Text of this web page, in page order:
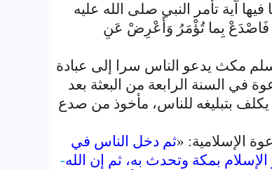
آية تأمر النبي صلى الله عليه
فَاصْدَعْ بِما تُؤْمَرُ وَأَعْرِضْ عَنِ
مكث يدعو الناس سرا إلى عبادة
في السنة الرابعة من البعثة بعد
يكلف بتبليغه للناس، مأخوذ من صدع
الإسلامية: «ثم دخل الناس في
بمكة وتحدث به، ثم إن الله-